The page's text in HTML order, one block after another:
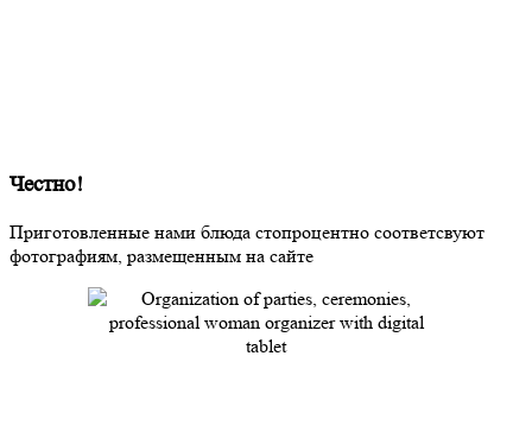
Честно!
Приготовленные нами блюда стопроцентно соответсвуют
фотографиям, размещенным на сайте